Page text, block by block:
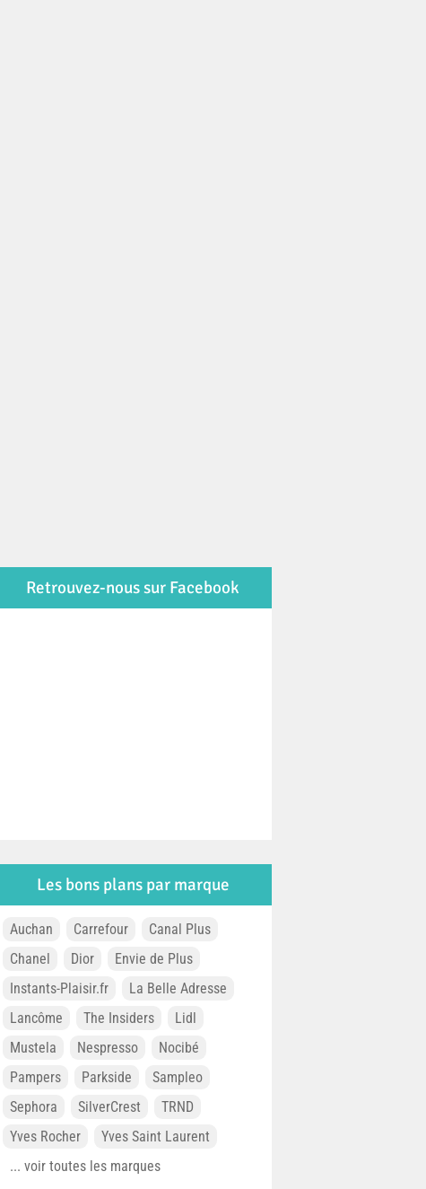
Retrouvez-nous sur Facebook
Les bons plans par marque
Auchan Carrefour
Canal Plus
Chanel
Dior
Envie de Plus
Instants-Plaisir.fr
La Belle Adresse
Lancôme
The Insiders
Lidl
Mustela
Nespresso
Nocibé
Pampers
Parkside
Sampleo
Sephora
SilverCrest
TRND
Yves Rocher
Yves Saint Laurent
... voir toutes les marques